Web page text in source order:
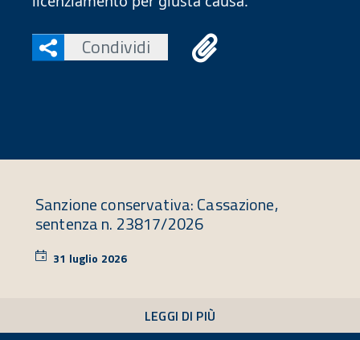
Condividi
Sanzione conservativa: Cassazione,
sentenza n. 23817/2026
31 luglio 2026
LEGGI DI PIÙ